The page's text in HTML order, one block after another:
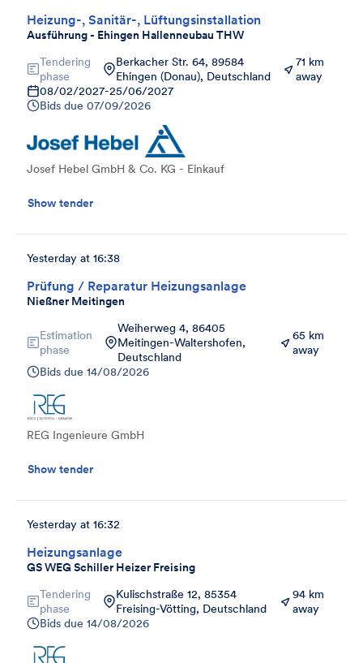
Heizung-, Sanitär-, Lüftungsinstallation
Ausführung - Ehingen Hallenneubau THW
Tendering
phase
Berkacher Str. 64, 89584
Ehingen (Donau), Deutschland
71 km
away
08/02/2027-25/06/2027
Bids due 07/09/2026
Josef Hebel GmbH & Co. KG - Einkauf
Show tender
Prüfung / Reparatur Heizungsanlage
Nießner Meitingen
Yesterday at 16:38
Estimation
phase
Weiherweg 4, 86405
Meitingen-Waltershofen,
Deutschland
65 km
away
Bids due 14/08/2026
REG Ingenieure GmbH
Show tender
Heizungsanlage
GS WEG Schiller Heizer Freising
Yesterday at 16:32
Tendering
phase
Kulischstraße 12, 85354
Freising-Vötting, Deutschland
94 km
away
Bids due 14/08/2026